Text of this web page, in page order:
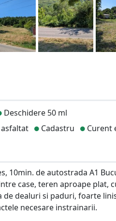
Deschidere 50 ml
Cadastru Curent
10min. de autostrada A1
case, teren aproape plat,
de dealuri si paduri, foarte
necesare instrainarii.